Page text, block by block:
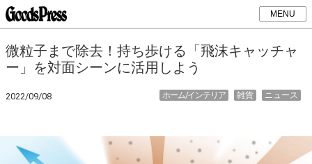
MENU
微粒子まで除去！持ち歩ける「飛沫キャッチャ
ー」を対面シーンに活用しよう
2022/09/08 ニュース
雑貨
ホーム/インテリア